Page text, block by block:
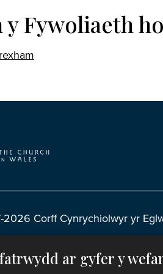
y Fywoliaeth
Corff Cynrychiolwyr yr
Gwefan|Cwcis|Cefnogaeth o
ar gyfer y